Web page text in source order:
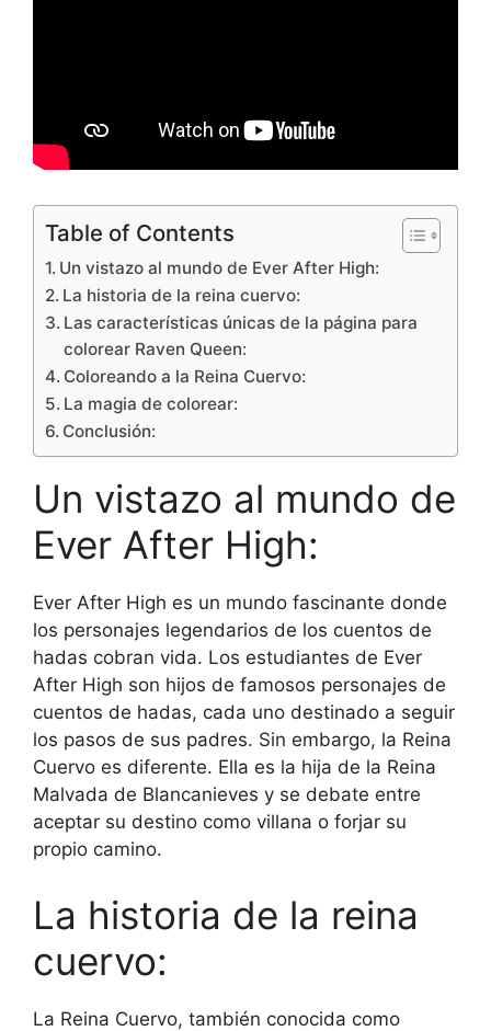
Table of Contents
Un vistazo al mundo de Ever After High:
La historia de la reina cuervo:
Las características únicas de la página para
colorear Raven Queen:
Coloreando a la Reina Cuervo:
La magia de colorear:
Conclusión:
Un vistazo al mundo de
Ever After High:
Ever After High es un mundo fascinante donde
los personajes legendarios de los cuentos de
hadas cobran vida. Los estudiantes de Ever
After High son hijos de famosos personajes de
cuentos de hadas, cada uno destinado a seguir
los pasos de sus padres. Sin embargo, la Reina
Cuervo es diferente. Ella es la hija de la Reina
Malvada de Blancanieves y se debate entre
aceptar su destino como villana o forjar su
propio camino.
La historia de la reina
cuervo:
La Reina Cuervo, también conocida como